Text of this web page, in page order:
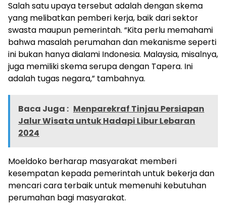
Salah satu upaya tersebut adalah dengan skema
yang melibatkan pemberi kerja, baik dari sektor
swasta maupun pemerintah. “Kita perlu memahami
bahwa masalah perumahan dan mekanisme seperti
ini bukan hanya dialami Indonesia. Malaysia, misalnya,
juga memiliki skema serupa dengan Tapera. Ini
adalah tugas negara,” tambahnya.
Baca Juga : Menparekraf Tinjau Persiapan
Jalur Wisata untuk Hadapi Libur Lebaran
2024
Moeldoko berharap masyarakat memberi
kesempatan kepada pemerintah untuk bekerja dan
mencari cara terbaik untuk memenuhi kebutuhan
perumahan bagi masyarakat.